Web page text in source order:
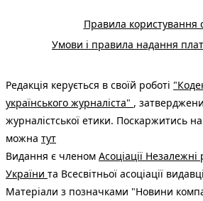
Правила користування
Умови і правила надання
Редакція керується в своїй роботі
українського журналіста" ,
журналістської етики. Поскаржитись на
можна тут
Видання є членом Асоціації Незалежні
України та Всесвітньої асоціації
Матеріали з позначками "Новини